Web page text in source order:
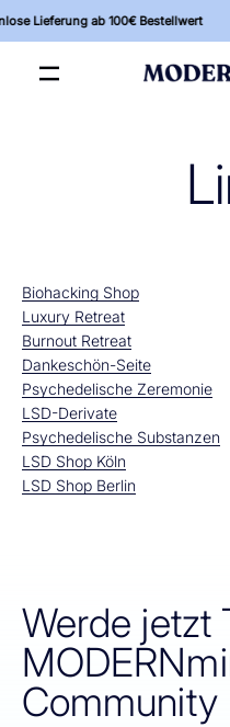
Lieferung ab 100€ Bestellwert
Navigationsmenü öffnen
Biohacking Shop
Luxury Retreat
Burnout Retreat
Dankeschön-Seite
Psychedelische Zeremonie
LSD-Derivate
Psychedelische Substanzen
LSD Shop Köln
LSD Shop Berlin
Werde jetzt
Community